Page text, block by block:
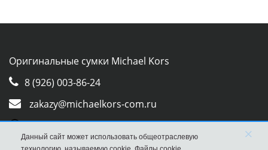
Оригинальные сумки Michael Kors
8 (926) 003-86-24
zakazy@michaelkors-com.ru
Whatsapp
Viber
Данный сайт может использовать общеотраслевую
×